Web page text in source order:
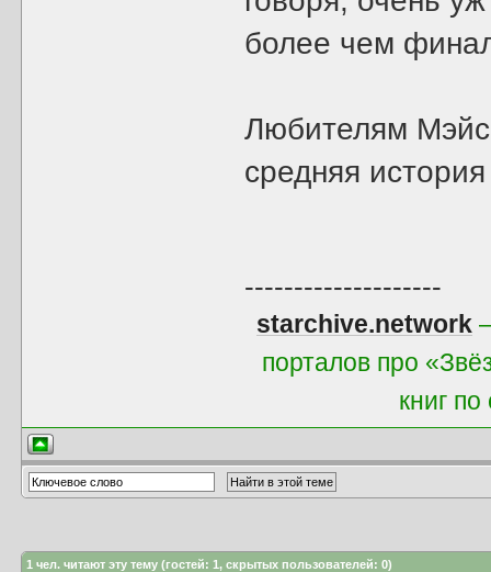
более чем
Любителям
средняя
--------------------
starchive.network
порталов про
книг
1 чел. читают эту тему (гостей: 1, скрытых пользователей: 0)